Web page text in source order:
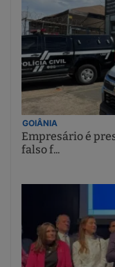
GOIÂNIA
Empresário é
falso f...